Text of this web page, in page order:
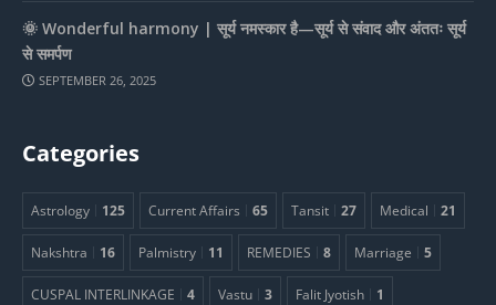
🌞 Wonderful harmony | सूर्य नमस्कार है—सूर्य से संवाद और अंततः सूर्य
से समर्पण
SEPTEMBER 26, 2025
Categories
Astrology 125 Current Affairs 65 Tansit 27 Medical 21
Nakshtra 16 Palmistry 11 REMEDIES 8 Marriage 5
CUSPAL INTERLINKAGE 4 Vastu 3 Falit Jyotish 1